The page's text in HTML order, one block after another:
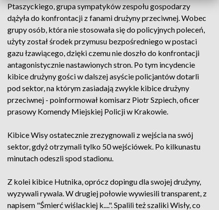
Ptaszyckiego, grupa sympatyków zespołu gospodarzy
dążyła do konfrontacji z fanami drużyny przeciwnej. Wobec
grupy osób, która nie stosowała się do policyjnych poleceń,
użyty został środek przymusu bezpośredniego w postaci
gazu łzawiącego, dzięki czemu nie doszło do konfrontacji
antagonistycznie nastawionych stron. Po tym incydencie
kibice drużyny gości w dalszej asyście policjantów dotarli
pod sektor, na którym zasiadają zwykle kibice drużyny
przeciwnej - poinformował komisarz Piotr Szpiech, oficer
prasowy Komendy Miejskiej Policji w Krakowie.
Kibice Wisy ostatecznie zrezygnowali z wejścia na swój
sektor, gdyż otrzymali tylko 50 wejściówek. Po kilkunastu
minutach odeszli spod stadionu.
Z kolei kibice Hutnika, oprócz dopingu dla swojej drużyny,
wyzywali rywala. W drugiej połowie wywiesili transparent, z
napisem "Śmierć wiślackiej k....". Spalili też szaliki Wisły, co